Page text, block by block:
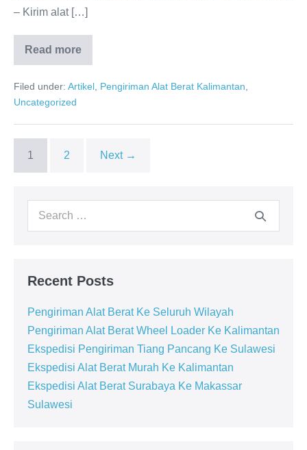
– Kirim alat […]
Read more
Jasa
Pengiriman
Berat
Kalimantan
Tengah
Filed under: Artikel Pengiriman Alat Berat Kalimantan
Uncategorized
1 2 Next →
Search
Recent Posts
Pengiriman Alat Berat Ke Seluruh Wilayah
Pengiriman Alat Berat Wheel Loader Ke Kalimantan
Ekspedisi Pengiriman Tiang Pancang Ke Sulawesi
Ekspedisi Alat Berat Murah Ke Kalimantan
Ekspedisi Alat Berat Surabaya Ke Makassar
Sulawesi